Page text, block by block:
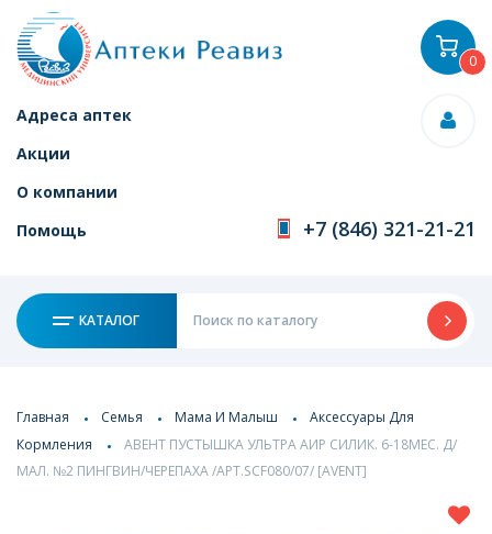
Адреса аптек
Акции
О компании
Помощь
+7 (846) 321-21-21
КАТАЛОГ
0
Главная Семья Мама И Малыш
Аксессуары Для
Кормления
АВЕНТ ПУСТЫШКА УЛЬТРА АИР СИЛИК. 6-18МЕС. Д/
МАЛ. №2 ПИНГВИН/ЧЕРЕПАХА /АРТ.SCF080/07/ [AVENT]